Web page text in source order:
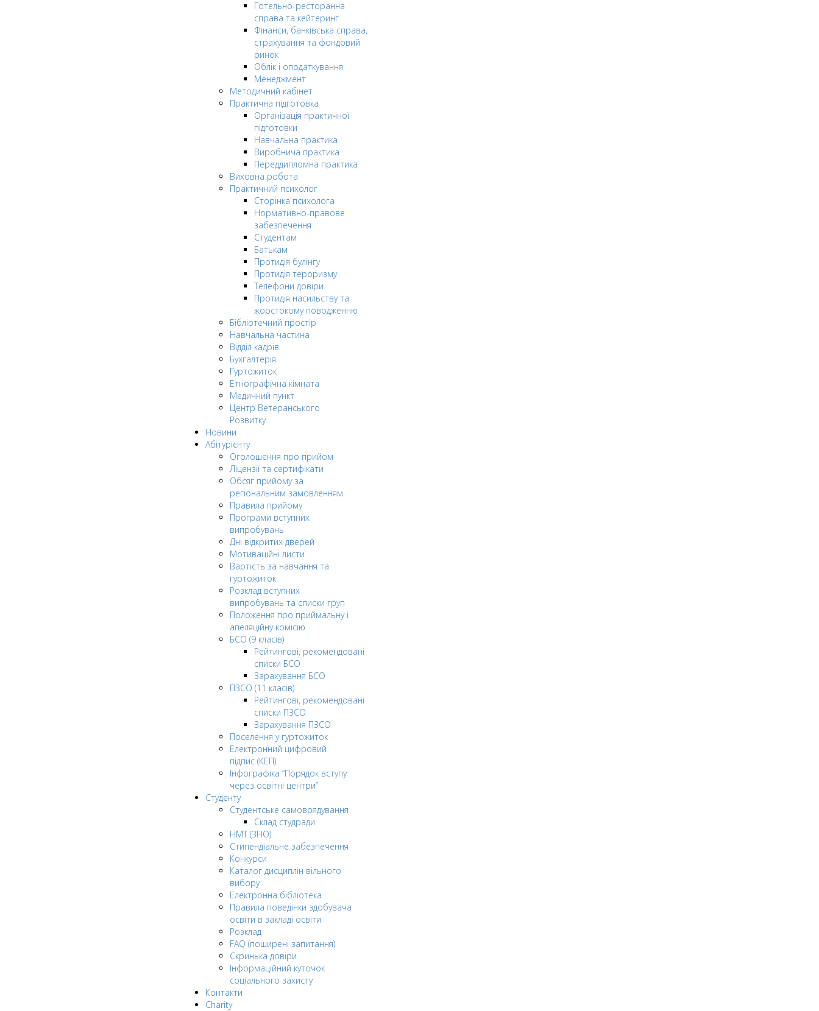
Готельно-ресторанна
справа та кейтеринг
Фінанси, банківська справа,
страхування та фондовий
ринок
Облік і оподаткування
Менеджмент
Методичний кабінет
Практична підготовка
Організація практичної
підготовки
Навчальна практика
Виробнича практика
Переддипломна практика
Виховна робота
Практичний психолог
Сторінка психолога
Нормативно-правове
забезпечення
Студентам
Батькам
Протидія булінгу
Протидія тероризму
Телефони довіри
Протидія насильству та
жорстокому поводженню
Бібліотечний простір
Навчальна частина
Відділ кадрів
Бухгалтерія
Гуртожиток
Етнографічна кімната
Медичний пункт
Центр Ветеранського
Розвитку
Новини
Абітурієнту
Оголошення про прийом
Ліцензії та сертифікати
Обсяг прийому за
регіональним замовленням
Правила прийому
Програми вступних
випробувань
Дні відкритих дверей
Мотиваційні листи
Вартість за навчання та
гуртожиток
Розклад вступних
випробувань та списки груп
Положення про приймальну і
апеляційну комісію
БСО (9 класів)
Рейтингові, рекомендовані
списки БСО
Зарахування БСО
ПЗСО (11 класів)
Рейтингові, рекомендовані
списки ПЗСО
Зарахування ПЗСО
Поселення у гуртожиток
Електронний цифровий
підпис (КЕП)
Інфографіка “Порядок вступу
через освітні центри”
Студенту
Студентське самоврядування
Склад студради
НМТ (ЗНО)
Стипендіальне забезпечення
Конкурси
Каталог дисциплін вільного
вибору
Електронна бібліотека
Правила поведінки здобувача
освіти в закладі освіти
Розклад
FAQ (поширені запитання)
Скринька довіри
Інформаційний куточок
соціального захисту
Контакти
Charity